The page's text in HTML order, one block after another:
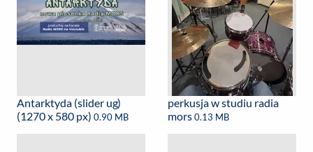
Antarktyda (slider ug)
(1270 x 580 px) 0.90 MB
perkusja w studiu radia
mors0.13 MB